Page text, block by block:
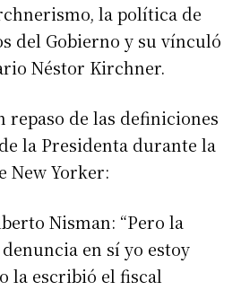
la política de
del Gobierno y su vínculó
Néstor Kirchner.
de las definiciones
la Presidenta durante la
New Yorker:
Nisman: “Pero la
en sí yo estoy
la escribió el fiscal